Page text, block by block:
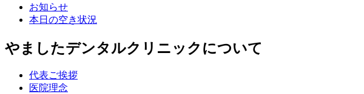
お知らせ
本日の空き状況
やましたデンタルクリニックについて
代表ご挨拶
医院理念